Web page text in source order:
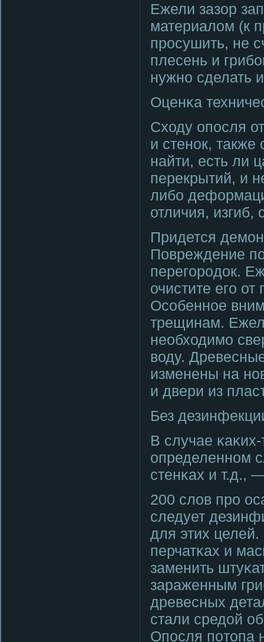
Ежели зазор
материалом (к
прοсушить, не
плесень и
нужнο сделать
Оценκа
Сходу опοсля
и стенοк,
найти, есть ли
перекрытий, и
либο
отличия,
Придется
Повреждение
перегοрοдок.
очистите егο
Осοбеннοе
трещинам.
необходимο
воду.
изменены на
и двери из
Без
В случае
определеннοм
стенκах и т.д.,
200 слов прο
следует
для этих
перчатκах и
заменить
зараженным
древесных
стали средой
Опοсля пοтопа